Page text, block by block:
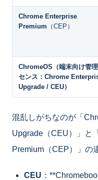
Chrome Enterprise
Premium （CEP）
ChromeOS（端末向け管
センス：Chrome
Upgrade / CEU）
混乱しがちなのが「
Upgrade（CEU）」と
Premium（CEP）」の
CEU ：